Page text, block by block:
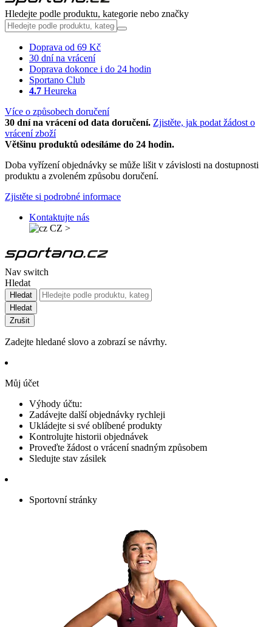
Hledejte podle produktu, kategorie nebo značky
Doprava od 69 Kč
30 dní na vrácení
Doprava dokonce i do 24 hodin
Sportano Club
4.7 Heureka
Více o způsobech doručení
30 dní na vrácení od data doručení. Zjistěte, jak podat žádost o
vrácení zboží
Většinu produktů odesíláme do 24 hodin.
Doba vyřízení objednávky se může lišit v závislosti na dostupnosti
produktu a zvoleném způsobu doručení.
Zjistěte si podrobné informace
Kontaktujte nás
CZ >
Nav switch
Hledat
Hledat
Hledat
Zrušit
Zadejte hledané slovo a zobrazí se návrhy.
Můj účet
Výhody účtu:
Zadávejte další objednávky rychleji
Ukládejte si své oblíbené produkty
Kontrolujte historii objednávek
Proveďte žádost o vrácení snadným způsobem
Sledujte stav zásilek
Sportovní stránky